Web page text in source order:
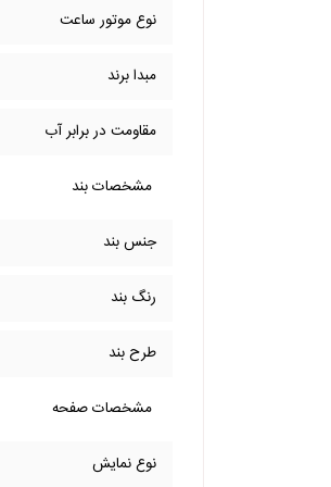
نوع موتور ساعت
مبدا برند
مقاومت در برابر آب
مشخصات بند
جنس بند
رنگ بند
طرح بند
مشخصات صفحه
نوع نمایش